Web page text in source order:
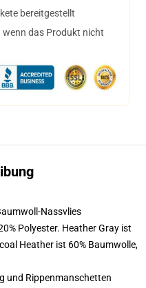
bereitgestellt
das Produkt nicht
Nassvlies
Polyester. Heather Gray ist
Heather ist 60% Baumwolle,
und Rippenmanschetten